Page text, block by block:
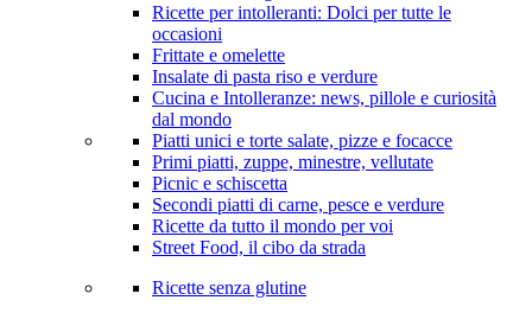
Ricette per intolleranti: Dolci per tutte le
occasioni
Frittate e omelette
Insalate di pasta riso e verdure
Cucina e Intolleranze: news, pillole e curiosità
dal mondo
Piatti unici e torte salate, pizze e focacce
Primi piatti, zuppe, minestre, vellutate
Picnic e schiscetta
Secondi piatti di carne, pesce e verdure
Ricette da tutto il mondo per voi
Street Food, il cibo da strada
Ricette senza glutine